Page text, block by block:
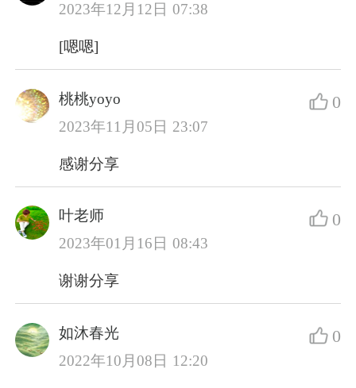
2023年12月12日 07:38
[嗯嗯]
桃桃yoyo
2023年11月05日 23:07
0
感谢分享
叶老师
2023年01月16日 08:43
0
谢谢分享
如沐春光
2022年10月08日 12:20
0